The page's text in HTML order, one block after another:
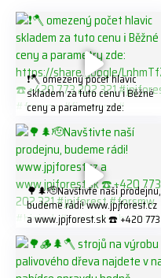
❗️🪓 omezený počet hlavic
skladem za tuto cenu ℹ️ Běžné
ceny a parametry zde:
https://share.google/LnhmTfZl
K8W5t7i6o ☎️ +420 773 202
321 #jpjforest #forsmw
#firewood #
🌳🌲🫡Navštivte naší prodejnu,
budeme rádi! www.jpjforest.cz
a www.jpjforest.sk ☎️ +420 773
202 321 #jpjforest #forsmw
#biojack #regon #vahvajussi